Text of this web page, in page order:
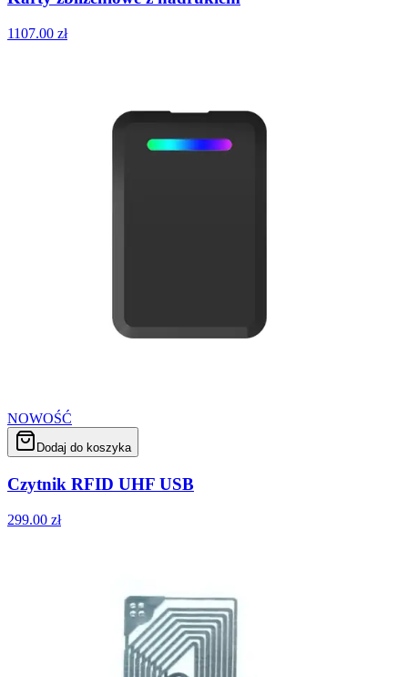
1107.00 zł
NOWOŚĆ
Dodaj do koszyka
Czytnik RFID UHF USB
299.00 zł